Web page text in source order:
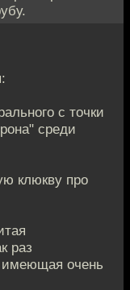
с точки
среди
клюкву про
раз
имеющая очень